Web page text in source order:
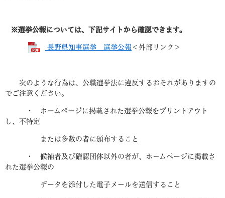
※選挙公報については、下記サイトから確認できます。
長野県知事選挙 選挙公報 ＜外部リンク＞
次のような行為は、公職選挙法に違反するおそれがありますの
でご注意ください。
・ ホームページに掲載された選挙公報をプリントアウト
し、不特定
または多数の者に頒布すること
・ 候補者及び確認団体以外の者が、ホームページに掲載さ
れた選挙公報の
データを添付した電子メールを送信すること